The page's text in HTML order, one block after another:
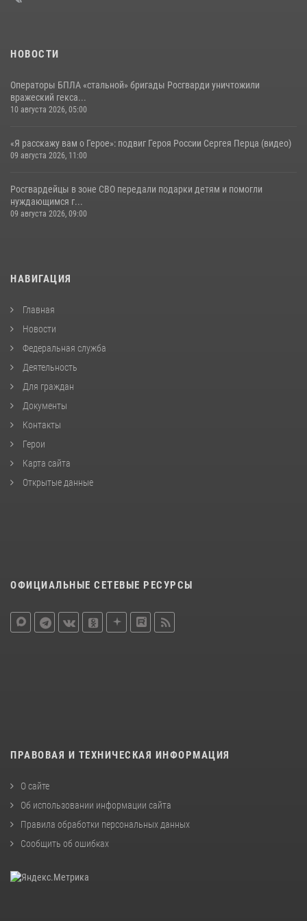
НОВОСТИ
Операторы БПЛА «стальной» бригады Росгварди уничтожили
вражеский гекса...
10 августа 2026, 05:00
«Я расскажу вам о Герое»: подвиг Героя России Сергея Перца (видео)
09 августа 2026, 11:00
Росгвардейцы в зоне СВО передали подарки детям и помогли
нуждающимся г...
09 августа 2026, 09:00
НАВИГАЦИЯ
Главная
Новости
Федеральная служба
Деятельность
Для граждан
Документы
Контакты
Герои
Карта сайта
Открытые данные
ОФИЦИАЛЬНЫЕ СЕТЕВЫЕ РЕСУРСЫ
ПРАВОВАЯ И ТЕХНИЧЕСКАЯ ИНФОРМАЦИЯ
О сайте
Об использовании информации сайта
Правила обработки персональных данных
Сообщить об ошибках